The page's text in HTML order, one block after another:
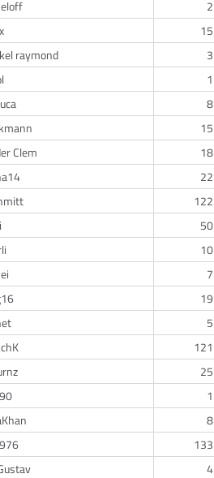
2
15
raymond
3
1
8
15
Clem
18
22
122
50
10
7
19
5
121
25
1
8
133
4